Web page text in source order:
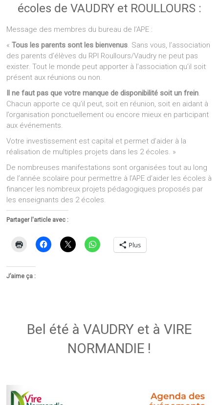
écoles de VAUDRY et ROULLOURS :
Message des membres du bureau de l’APE :
«Tous les parents sont les bienvenus. Sans vous, l’association
des parents d’élèves du RPI Roullours/Vaudry ne peut pas
exister. Tout le monde peut apporter à l’association qu’il soit
présent aux réunions ou non.
Il ne faut pas que votre manque de disponibilité soit un frein.
Chacun apporte ce qu’il peut, soit en réunion, soit en aidant à
l’organisation ponctuellement ou encore mieux en participant
aux événements.
Votre investissement est capital et permet d’aider à la
réalisation de multiples projets dans les 2 écoles. »
De nombreuses manifestations sont organisées tout au long
de l’année scolaire pour permettre à l’APE d’aider les écoles à
financer les nombreux projets pédagogiques proposés par
les enseignants des 2 écoles.
Partager l'article avec :
Plus
J’aime ça :
Bel été à VAUDRY et à VIRE
NORMANDIE !